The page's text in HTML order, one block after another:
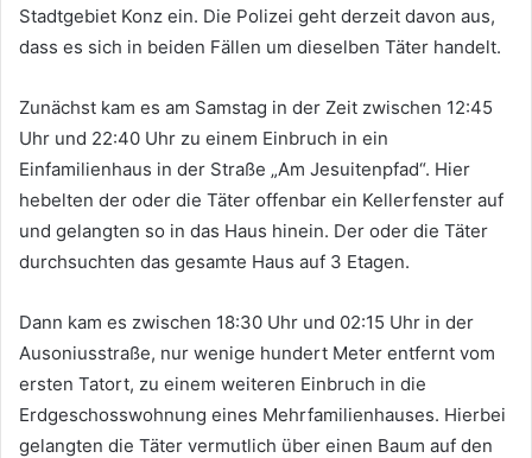
Stadtgebiet Konz ein. Die Polizei geht derzeit davon aus,
dass es sich in beiden Fällen um dieselben Täter handelt.
Zunächst kam es am Samstag in der Zeit zwischen 12:45
Uhr und 22:40 Uhr zu einem Einbruch in ein
Einfamilienhaus in der Straße „Am Jesuitenpfad“. Hier
hebelten der oder die Täter offenbar ein Kellerfenster auf
und gelangten so in das Haus hinein. Der oder die Täter
durchsuchten das gesamte Haus auf 3 Etagen.
Dann kam es zwischen 18:30 Uhr und 02:15 Uhr in der
Ausoniusstraße, nur wenige hundert Meter entfernt vom
ersten Tatort, zu einem weiteren Einbruch in die
Erdgeschosswohnung eines Mehrfamilienhauses. Hierbei
gelangten die Täter vermutlich über einen Baum auf den